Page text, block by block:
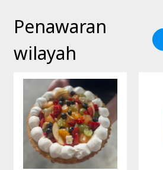
Penawaran
wilayah